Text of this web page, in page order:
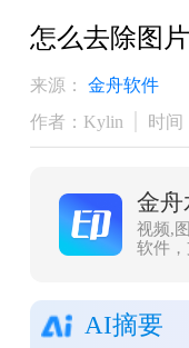
怎么去除图
来源：
金舟软件
作者：Kylin
时间
金舟
视频,
软件
便快捷
AI摘要